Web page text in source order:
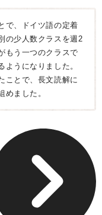
で、ドイツ語の定着
の少人数クラスを週2
もう一つのクラスで
うになりました。
ことで、長文読解に
めました。